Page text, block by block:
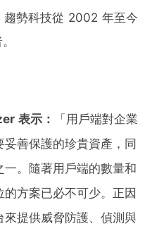
趨勢科技從 2002 年至今
表示：
「用戶端對企業
善保護的珍貴資產，同
。隨著用戶端的數量和
方案已必不可少。正因
提供威脅防護、偵測與